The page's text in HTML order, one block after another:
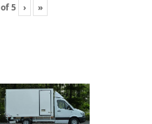
of5 › »